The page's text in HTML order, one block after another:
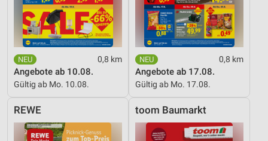
0,8 km
Angebote ab 10.08.
Gültig ab Mo. 10.08.
0,8 km
Angebote ab 17.08.
Gültig ab Mo. 17.08.
REWE toom Baumarkt